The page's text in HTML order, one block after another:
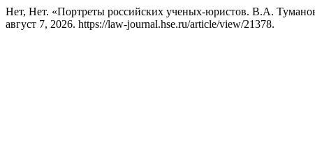
Нет, Нет. «Портреты российских ученых-юристов. В.А.
август 7, 2026. https://law-journal.hse.ru/article/view/21378.